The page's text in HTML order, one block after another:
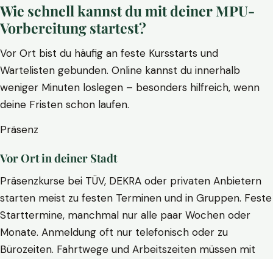
Wie schnell kannst du mit deiner MPU-
Vorbereitung startest?
Vor Ort bist du häufig an feste Kursstarts und
Wartelisten gebunden. Online kannst du innerhalb
weniger Minuten loslegen – besonders hilfreich, wenn
deine Fristen schon laufen.
Präsenz
Vor Ort in deiner Stadt
Präsenzkurse bei TÜV, DEKRA oder privaten Anbietern
starten meist zu festen Terminen und in Gruppen. Feste
Starttermine, manchmal nur alle paar Wochen oder
Monate. Anmeldung oft nur telefonisch oder zu
Bürozeiten. Fahrtwege und Arbeitszeiten müssen mit